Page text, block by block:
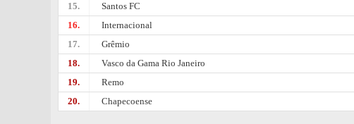
15.
Santos FC
16.
Internacional
17.
Grêmio
18.
Vasco da Gama Rio Janeiro
19.
Remo
20.
Chapecoense